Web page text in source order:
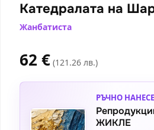
Катедралата на
Жанбатиста
62 € (121.26 лв.)
РЪЧНО
ЖИКЛЕ